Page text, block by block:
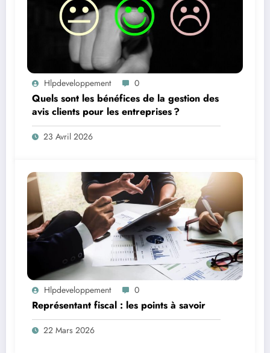
Hlpdeveloppement 0
Quels sont les bénéfices de la gestion des
avis clients pour les entreprises ?
23 Avril 2026
Hlpdeveloppement 0
Représentant fiscal : les points à savoir
22 Mars 2026